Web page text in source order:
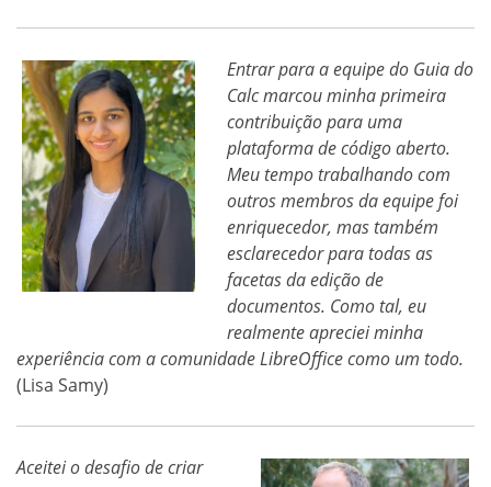
Entrar para a equipe do Guia do
Calc marcou minha primeira
contribuição para uma
plataforma de código aberto.
Meu tempo trabalhando com
outros membros da equipe foi
enriquecedor, mas também
esclarecedor para todas as
facetas da edição de
documentos. Como tal, eu
realmente apreciei minha
experiência com a comunidade LibreOffice como um todo.
(Lisa Samy)
Aceitei o desafio de criar